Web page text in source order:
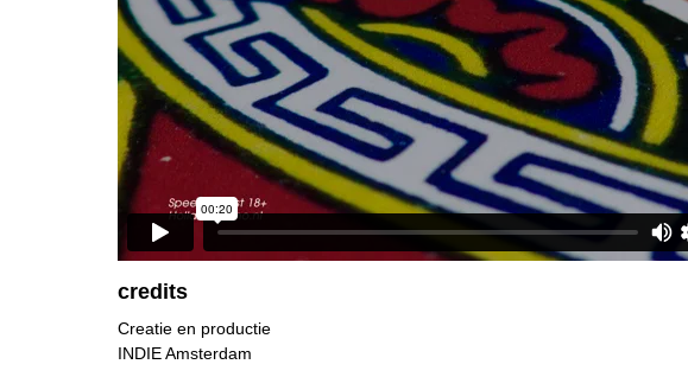
credits
Creatie en productie
INDIE Amsterdam